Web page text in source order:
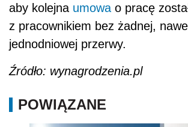
aby kolejna umowa o pracę
z pracownikiem bez żadnej,
jednodniowej przerwy.
Źródło: wynagrodzenia.pl
POWIĄZANE